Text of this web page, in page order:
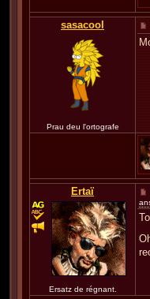
sasacool
Prau deu l'ortografe
Ertaï
Ersatz de régnant.